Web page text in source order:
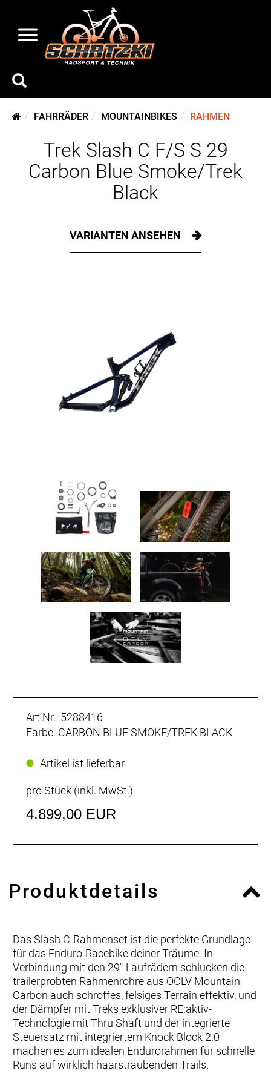
FAHRRÄDER MOUNTAINBIKES RAHMEN
Trek Slash C F/S S 29
Carbon Blue Smoke/Trek
Black
VARIANTEN ANSEHEN
Art.Nr. 5288416
Farbe: CARBON BLUE SMOKE/TREK BLACK
Artikel ist lieferbar
pro Stück (inkl. MwSt.)
4.899,00 EUR
Produktdetails
Das Slash C-Rahmenset ist die perfekte Grundlage
für das Enduro-Racebike deiner Träume. In
Verbindung mit den 29"-Laufrädern schlucken die
trailerprobten Rahmenrohre aus OCLV Mountain
Carbon auch schroffes, felsiges Terrain effektiv, und
der Dämpfer mit Treks exklusiver RE:aktiv-
Technologie mit Thru Shaft und der integrierte
Steuersatz mit integriertem Knock Block 2.0
machen es zum idealen Endurorahmen für schnelle
Runs auf wirklich haarsträubenden Trails.